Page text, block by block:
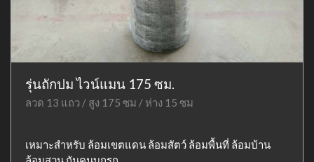
รุ่นถักปม ไวน์แมน 175 ซม.
ลวด 13 แถว / สูง 175 ซม / ห่าง 15 ซม
เหมาะสำหรับ ล้อมเขตแดน ล้อมสัตว์ ล้อมพื้นที่ ล้อมบ้าน